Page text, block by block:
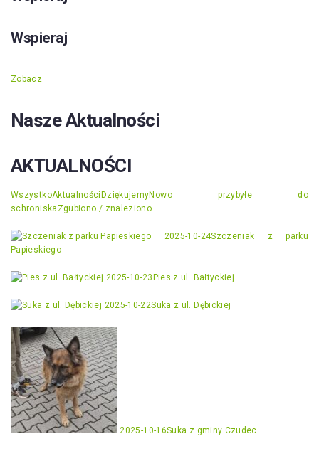
Wspieraj
Zobacz
Nasze Aktualności
AKTUALNOŚCI
WszystkoAktualności DziękujemyNowo przybyłe do
schroniska Zgubiono / znaleziono
2025-10-24Szczeniak z parku
Papieskiego
2025-10-23 Pies z ul. Bałtyckiej
2025-10-22Suka z ul. Dębickiej
2025-10-16Suka z gminy Czudec